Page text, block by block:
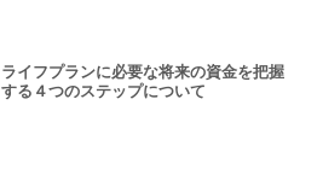
ライフプランに必要な将来の資金を把握
する４つのステップについて